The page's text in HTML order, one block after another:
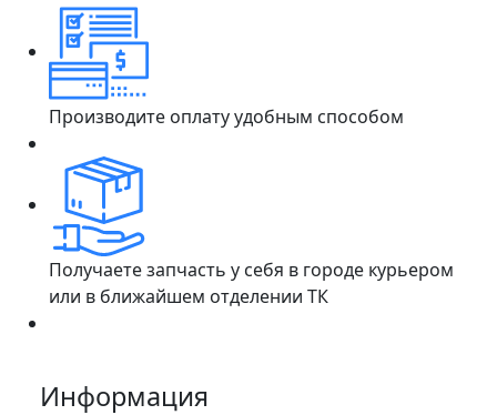
Производите оплату удобным способом
Получаете запчасть у себя в городе курьером
или в ближайшем отделении ТК
Информация